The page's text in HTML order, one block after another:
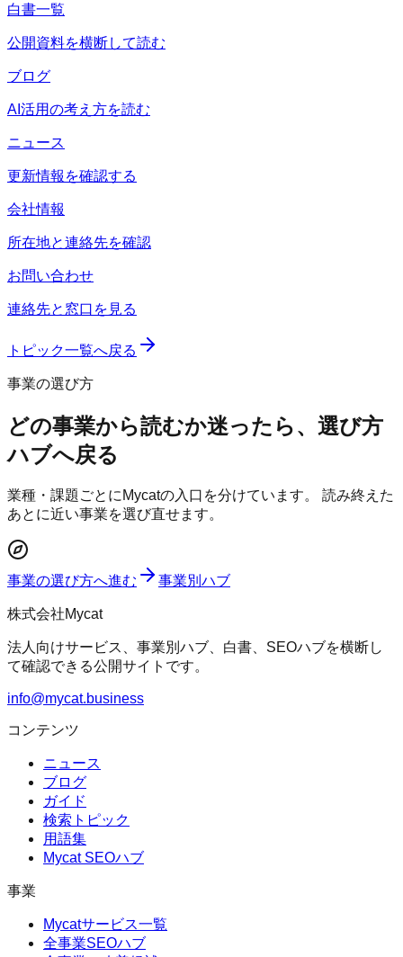
白書一覧
公開資料を横断して読む
ブログ
AI活用の考え方を読む
ニュース
更新情報を確認する
会社情報
所在地と連絡先を確認
お問い合わせ
連絡先と窓口を見る
トピック一覧へ戻る
事業の選び方
どの事業から読むか迷ったら、選び方
ハブへ戻る
業種・課題ごとにMycatの入口を分けています。 読み終えた
あとに近い事業を選び直せます。
事業の選び方へ進む 事業別ハブ
株式会社Mycat
法人向けサービス、事業別ハブ、白書、SEOハブを横断し
て確認できる公開サイトです。
info@mycat.business
コンテンツ
ニュース
ブログ
ガイド
検索トピック
用語集
Mycat SEOハブ
事業
Mycatサービス一覧
全事業SEOハブ